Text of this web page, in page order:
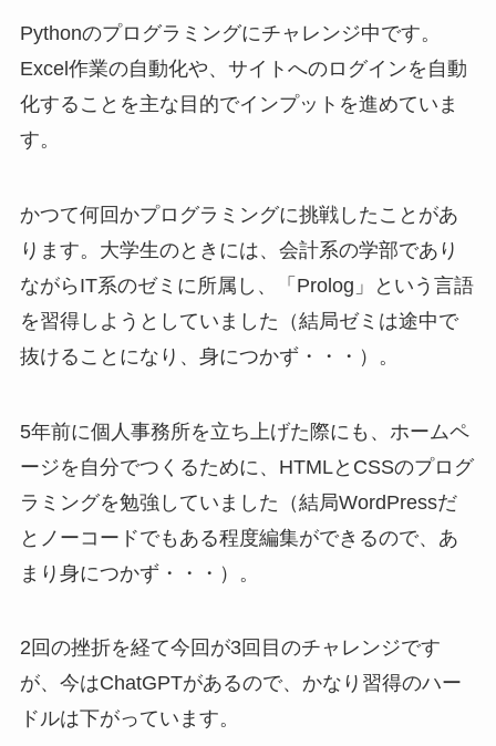
Pythonのプログラミングにチャレンジ中です。
Excel作業の自動化や、サイトへのログインを自動
化することを主な目的でインプットを進めていま
す。
かつて何回かプログラミングに挑戦したことがあ
ります。大学生のときには、会計系の学部であり
ながらIT系のゼミに所属し、「Prolog」という言語
を習得しようとしていました（結局ゼミは途中で
抜けることになり、身につかず・・・）。
5年前に個人事務所を立ち上げた際にも、ホームペ
ージを自分でつくるために、HTMLとCSSのプログ
ラミングを勉強していました（結局WordPressだ
とノーコードでもある程度編集ができるので、あ
まり身につかず・・・）。
2回の挫折を経て今回が3回目のチャレンジです
が、今はChatGPTがあるので、かなり習得のハー
ドルは下がっています。